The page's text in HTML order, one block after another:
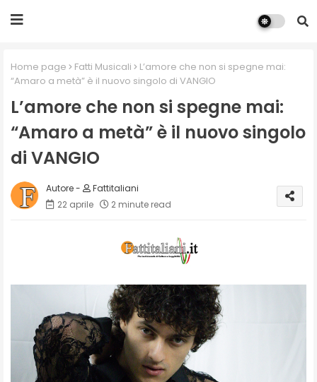
Home page Fatti Musicali
L’amore che non si spegne mai:
“Amaro a metà” è il nuovo singolo di VANGIO
L’amore che non si spegne mai:
“Amaro a metà” è il nuovo singolo
di VANGIO
Fattitaliani
22 aprile
2 minute read